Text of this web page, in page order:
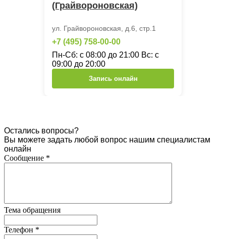
(Грайвороновская)
ул. Грайвороновская, д.6, стр.1
+7 (495) 758-00-00
Пн-Сб: с 08:00 до 21:00 Вс: с
09:00 до 20:00
Запись онлайн
Остались вопросы?
Вы можете задать любой вопрос нашим специалистам
онлайн
Сообщение *
Тема обращения
Телефон *